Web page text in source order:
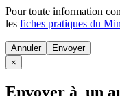
Pour toute information
les fiches pratiques du
Annuler
×
Envoyer à un